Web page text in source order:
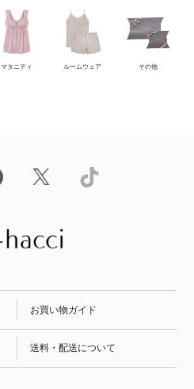
マタニティ ルームウェア その他
お買い物ガイド
送料・配送について